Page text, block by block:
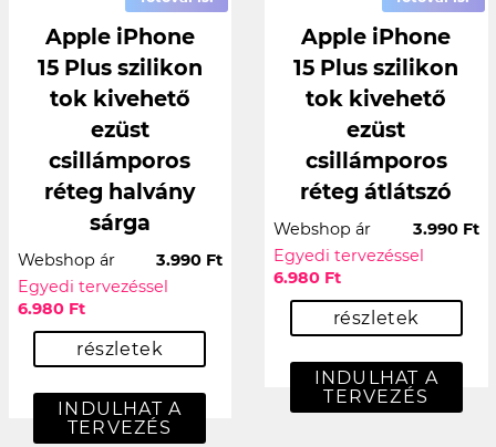
Apple iPhone
15 Plus szilikon
tok kivehető
ezüst
csillámporos
réteg halvány
sárga
Webshop ár
3.990 Ft
Egyedi tervezéssel
6.980 Ft
részletek
INDULHAT A
TERVEZÉS
Apple iPhone
15 Plus szilikon
tok kivehető
ezüst
csillámporos
réteg átlátszó
Webshop ár
3.990 Ft
Egyedi tervezéssel
6.980 Ft
részletek
INDULHAT A
TERVEZÉS